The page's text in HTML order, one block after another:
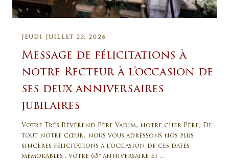
JEUDI JUILLET 23, 2026
Message de félicitations à
notre Recteur à l’occasion de
ses deux anniversaires
jubilaires
Votre Très Révérend Père Vadim, notre cher Père, De
tout notre cœur, nous vous adressons nos plus
sincères félicitations à l’occasion de ces dates
mémorables : votre 65ᵉ anniversaire et …